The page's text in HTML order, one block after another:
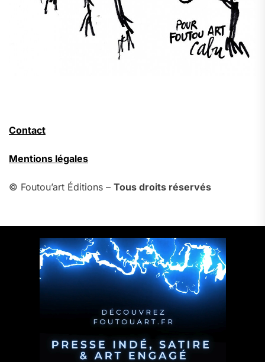
Contact
Mentions légales
© Foutou’art Éditions – Tous droits réservés